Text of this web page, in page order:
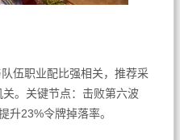
伍职业配比强相关，推荐采
。关键节点：击败第六波
升23%令牌掉落率。